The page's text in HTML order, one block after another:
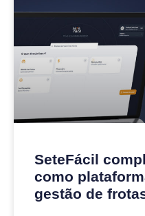
SeteFácil
como
gestão de